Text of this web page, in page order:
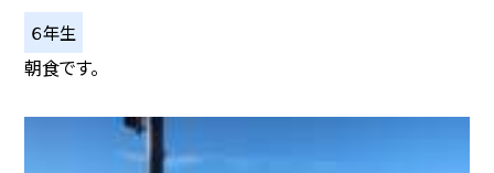
６年生
朝食です。